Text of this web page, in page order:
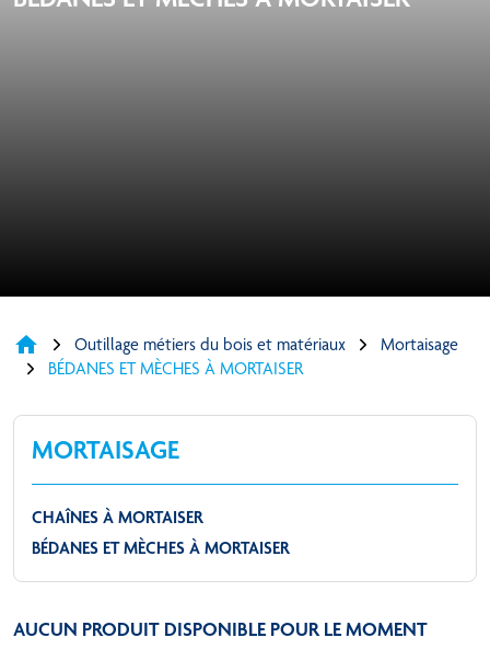
home Outillage métiers du bois et matériaux
Mortaisage
BÉDANES ET MÈCHES À MORTAISER
MORTAISAGE
CHAÎNES À MORTAISER
BÉDANES ET MÈCHES À MORTAISER
AUCUN PRODUIT DISPONIBLE POUR LE MOMENT